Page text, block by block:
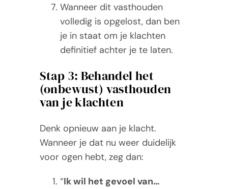
Wanneer dit vasthouden
volledig is opgelost, dan ben
je in staat om je klachten
definitief achter je te laten.
Stap 3: Behandel het
(onbewust) vasthouden
van je klachten
Denk opnieuw aan je klacht.
Wanneer je dat nu weer duidelijk
voor ogen hebt, zeg dan:
“Ik wil het gevoel van…